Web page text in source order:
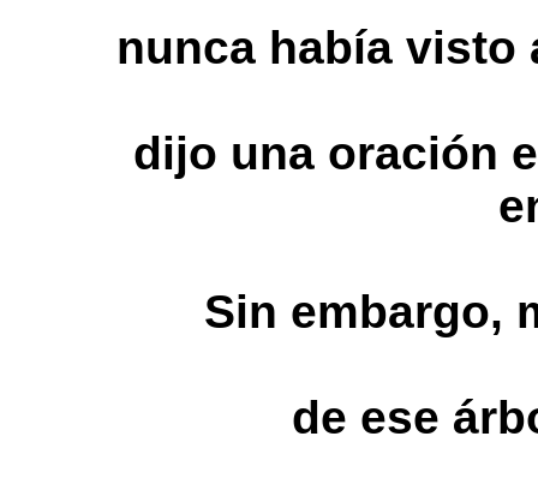
nunca había visto
dijo una oración
Sin embargo,
de ese